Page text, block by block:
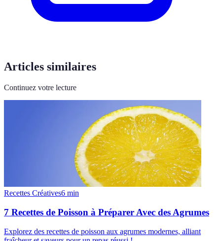
Articles similaires
Continuez votre lecture
Recettes Créatives6 min
7 Recettes de Poisson à Préparer Avec des Agrumes
Explorez des recettes de poisson aux agrumes modernes, alliant